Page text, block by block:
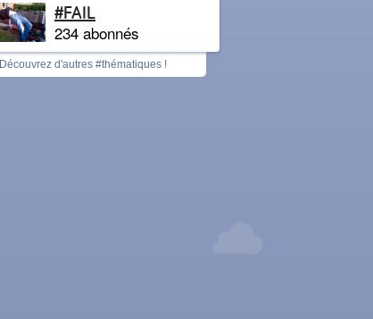
#FAIL
234 abonnés
Découvrez d'autres #thématiques !